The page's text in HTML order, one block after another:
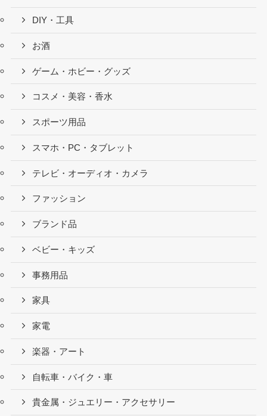
DIY・工具
お酒
ゲーム・ホビー・グッズ
コスメ・美容・香水
スポーツ用品
スマホ・PC・タブレット
テレビ・オーディオ・カメラ
ファッション
ブランド品
ベビー・キッズ
事務用品
家具
家電
楽器・アート
自転車・バイク・車
貴金属・ジュエリー・アクセサリー